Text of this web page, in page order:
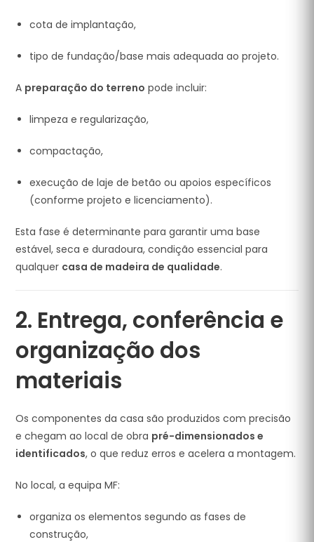
cota de implantação,
tipo de fundação/base mais adequada ao projeto.
A preparação do terreno pode incluir:
limpeza e regularização,
compactação,
execução de laje de betão ou apoios específicos
(conforme projeto e licenciamento).
Esta fase é determinante para garantir uma base
estável, seca e duradoura, condição essencial para
qualquer casa de madeira de qualidade.
2. Entrega, conferência e
organização dos
materiais
Os componentes da casa são produzidos com precisão
e chegam ao local de obra pré-dimensionados e
identificados, o que reduz erros e acelera a montagem.
No local, a equipa MF:
organiza os elementos segundo as fases de
construção,